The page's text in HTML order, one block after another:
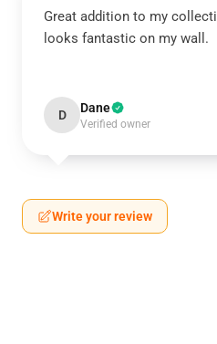
Great addition to my
looks fantastic on my wall.
D Dane
Verified owner
Write your review